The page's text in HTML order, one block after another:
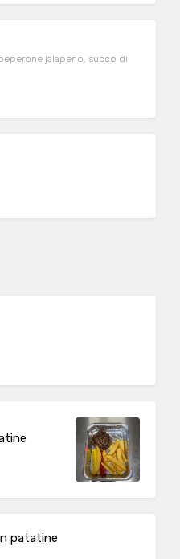
jalapeno, succo di
patatine